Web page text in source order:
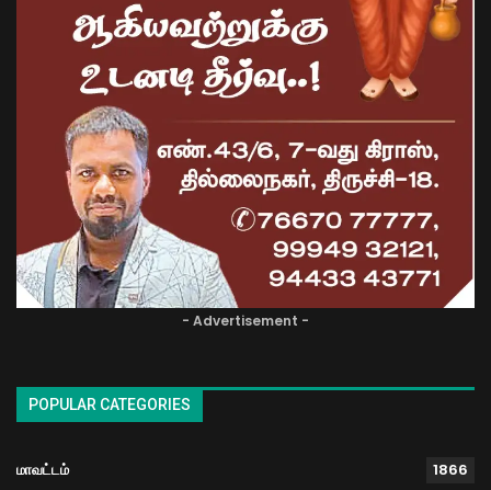
- Advertisement -
POPULAR CATEGORIES
மாவட்டம் 1866